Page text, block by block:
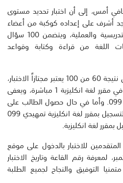
أمس، إلى أن اختبار تحديد مستوى
أشرف على إعداده كوكبة من أعضاء
هيئة التدريس ذوي الخبرات التدريسية والعملية، ويتضمن 100 سؤال
اللغة من قراءة وكتابة وقواعد
وأوضح أنه بحصول الطالب على نتيجة 60 من 100 يعتبر مجتازاً الاختبار،
وبالتالي يكون مؤهلا للتسجيل في مقرر لغة انكليزية 1 مباشرة، ويعفى
من مقرر لغة انكليزية تمهيدي 099. وأما في حال حصول الطالب على
درجة أقل من 60 فيجب عليه التسجيل بمقرر لغة انكليزية تمهيدي 099
لغة انكليزية.
للاختبار بالدخول على موقع
لمعرفة رقم القاعة وتاريخ الاختبار
التوفيق والنجاح لجميع الطلبة